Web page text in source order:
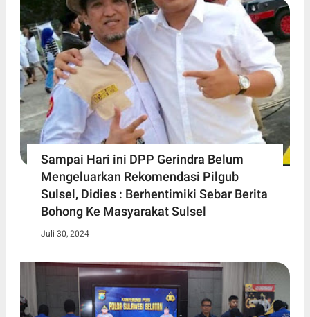
Sampai Hari ini DPP Gerindra Belum
Mengeluarkan Rekomendasi Pilgub
Sulsel, Didies : Berhentimiki Sebar Berita
Bohong Ke Masyarakat Sulsel
Juli 30, 2024